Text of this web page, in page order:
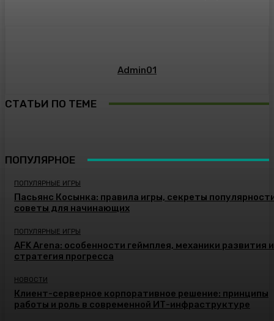
Admin01
СТАТЬИ ПО ТЕМЕ
ПОПУЛЯРНОЕ
ПОПУЛЯРНЫЕ ИГРЫ
Пасьянс Косынка: правила игры, секреты
советы для начинающих
ПОПУЛЯРНЫЕ ИГРЫ
AFK Arena: особенности геймплея, механики развития и
стратегия прогресса
НОВОСТИ
Клиент-серверное корпоративное решение: принципы
работы и роль в современной ИТ-инфраструктуре